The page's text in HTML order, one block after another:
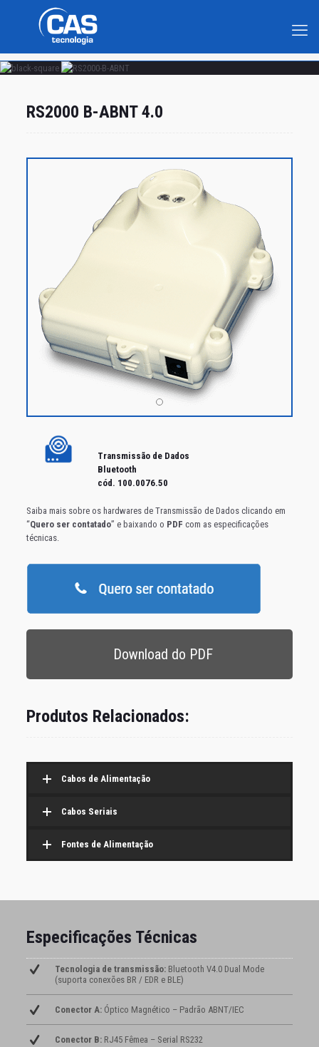
RS2000 B-ABNT 4.0
Transmissão de Dados
Bluetooth
cód. 100.0076.50
Saiba mais sobre os hardwares de Transmissão de Dados clicando em
“Quero ser contatado” e baixando o PDF com as especificações
técnicas.
Download do PDF
Produtos Relacionados:
Cabos de Alimentação
Cabos Seriais
Fontes de Alimentação
Especificações Técnicas
Tecnologia de transmissão:Bluetooth V4.0 Dual Mode
(suporta conexões BR / EDR e BLE)
Conector A:Óptico Magnético – Padrão ABNT/IEC
Conector B:RJ45 Fêmea – Serial RS232